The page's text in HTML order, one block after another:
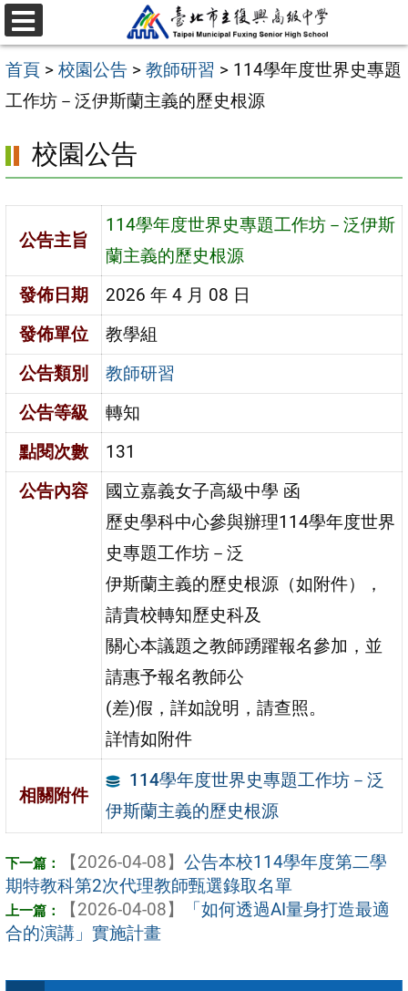
跳
至
主
要
容
區
選
單
首頁 > 校園公告 > 教師研習 > 114學年度世界史專題
工作坊－泛伊斯蘭主義的歷史根源
校園公告
公告主旨
114學年度世界史專題工作坊－泛伊斯
蘭主義的歷史根源
發佈日期
2026 年 4 月 08 日
發佈單位
教學組
公告類別
教師研習
公告等級
轉知
點閱次數
131
公告內容
國立嘉義女子高級中學 函
歷史學科中心參與辦理114學年度世界
史專題工作坊－泛
伊斯蘭主義的歷史根源（如附件），
請貴校轉知歷史科及
關心本議題之教師踴躍報名參加，並
請惠予報名教師公
(差)假，詳如說明，請查照。
詳情如附件
相關附件
114學年度世界史專題工作坊－泛
伊斯蘭主義的歷史根源
【2026-04-08】 公告本校114學年度第二學
期特教科第2次代理教師甄選錄取名單
【2026-04-08】
「如何透過AI量身打造最適
合的演講」實施計畫